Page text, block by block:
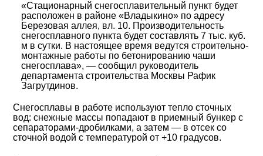
«Стационарный снегосплавительный пункт будет
расположен в районе «Владыкино» по адресу
Березовая аллея, вл. 10. Производительность
снегосплавного пункта будет составлять 7 тыс. куб.
м в сутки. В настоящее время ведутся строительно-
монтажные работы по бетонированию чаши
снегосплава», — сообщил руководитель
департамента строительства Москвы Рафик
Загрутдинов.
Снегосплавы в работе используют тепло сточных
вод: снежные массы попадают в приемный бункер с
сепараторами-дробилками, а затем — в отсек со
сточной водой с температурой от +10 градусов.